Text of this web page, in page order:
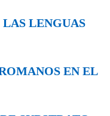
LAS LENGUAS
EN EL